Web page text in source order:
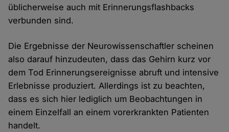
üblicherweise auch mit Erinnerungsflashbacks
verbunden sind.
Die Ergebnisse der Neurowissenschaftler scheinen
also darauf hinzudeuten, dass das Gehirn kurz vor
dem Tod Erinnerungsereignisse abruft und intensive
Erlebnisse produziert. Allerdings ist zu beachten,
dass es sich hier lediglich um Beobachtungen in
einem Einzelfall an einem vorerkrankten Patienten
handelt.